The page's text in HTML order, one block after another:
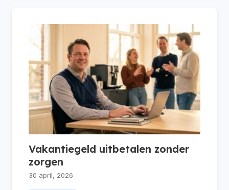
Vakantiegeld uitbetalen zonder
zorgen
30 april, 2026